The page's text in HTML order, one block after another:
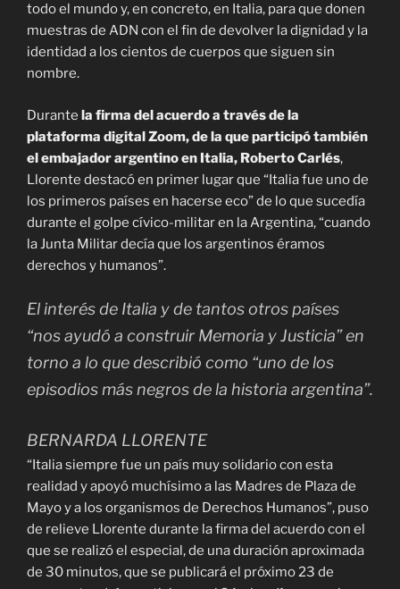
todo el mundo y, en concreto, en Italia, para que donen
muestras de ADN con el fin de devolver la dignidad y la
identidad a los cientos de cuerpos que siguen sin
nombre.
Durante la firma del acuerdo a través de la
plataforma digital Zoom, de la que participó también
el embajador argentino en Italia, Roberto Carlés,
Llorente destacó en primer lugar que “Italia fue uno de
los primeros países en hacerse eco” de lo que sucedía
durante el golpe cívico-militar en la Argentina, “cuando
la Junta Militar decía que los argentinos éramos
derechos y humanos”.
El interés de Italia y de tantos otros países
“nos ayudó a construir Memoria y Justicia” en
torno a lo que describió como “uno de los
episodios más negros de la historia argentina”.
BERNARDA LLORENTE
“Italia siempre fue un país muy solidario con esta
realidad y apoyó muchísimo a las Madres de Plaza de
Mayo y a los organismos de Derechos Humanos”, puso
de relieve Llorente durante la firma del acuerdo con el
que se realizó el especial, de una duración aproximada
de 30 minutos, que se publicará el próximo 23 de